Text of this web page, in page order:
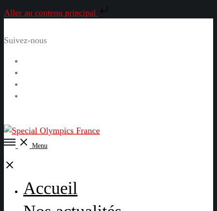
Aller au contenu principal
Suivez-nous
Open
Menu
Close
Accueil